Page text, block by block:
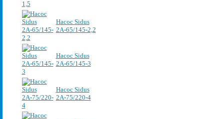
Насос Sidus
2А-65/145-2,2
Насос Sidus
2А-65/145-3
Насос Sidus
2А-75/220-4